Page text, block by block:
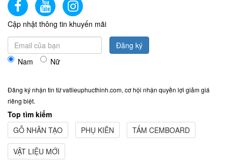
Cập nhật thông tin khuyến mãi
Nam Nữ
Đăng ký
Đăng ký nhận tin từ vatlieuphucthinh.com, cơ hội nhận quyền lợi giảm giá
riêng biệt.
Top tìm kiếm
GỖ NHÂN TẠO
PHỤ KIÊN TẤM CEMBOARD
VẬT LIỆU MỚI